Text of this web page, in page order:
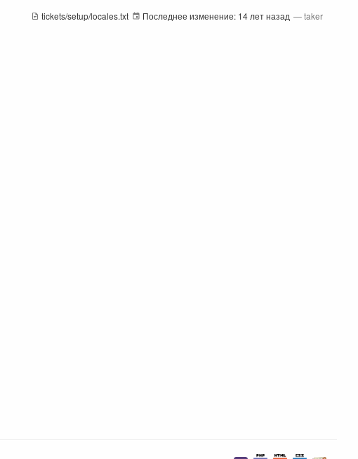
tickets/setup/locales.txt Последнее изменение: 14 лет назад —taker